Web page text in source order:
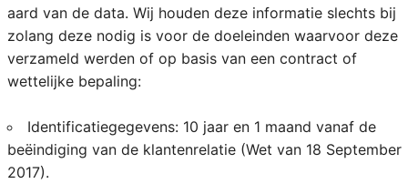
aard van de data. Wij houden deze informatie slechts bij
zolang deze nodig is voor de doeleinden waarvoor deze
verzameld werden of op basis van een contract of
wettelijke bepaling:
Identificatiegegevens: 10 jaar en 1 maand vanaf de
beëindiging van de klantenrelatie (Wet van 18 September
2017).